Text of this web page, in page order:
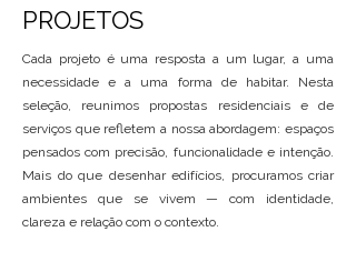
PROJETOS
Cada projeto é uma resposta a um lugar, a uma
necessidade e a uma forma de habitar. Nesta
seleção, reunimos propostas residenciais e de
serviços que refletem a nossa abordagem: espaços
pensados com precisão, funcionalidade e intenção.
Mais do que desenhar edifícios, procuramos criar
ambientes que se vivem — com identidade,
clareza e relação com o contexto.